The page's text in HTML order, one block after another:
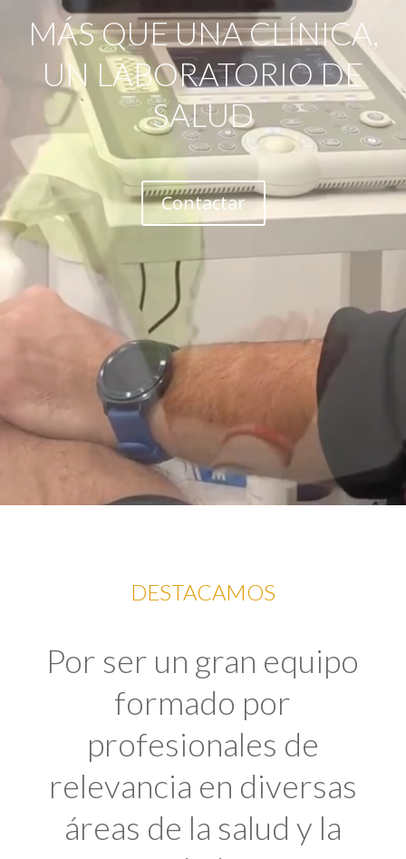
MÁS QUE UNA CLÍNICA,
UN LABORATORIO DE
SALUD
Contactar
DESTACAMOS
Por ser un gran equipo
formado por
profesionales de
relevancia en diversas
áreas de la salud y la